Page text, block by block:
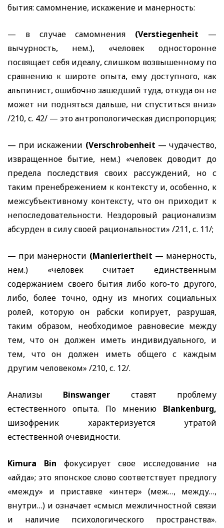
бытия: самомнение, искажение и манерность:
— в случае самомнения (Verstiegenheit —
вычурность, нем.), «человек односторонне
посвящает себя идеалу, слишком возвышенному по
сравнению к широте опыта, ему доступного, как
альпинист, ошибочно зашедший туда, откуда он не
может ни подняться дальше, ни спуститься вниз»
/210, с. 42/ — это антропологическая диспропорция;
— при искажении (Verschrobenheit — чудачество,
извращенное бытие, нем.) «человек доводит до
предела последствия своих рассуждений, но с
таким пренебрежением к контексту и, особенно, к
межсубъективному контексту, что он приходит к
непоследовательности. Нездоровый рационализм
абсурден в силу своей рациональности» /211, с. 11/;
— при манерности (Manieriertheit — манерность,
нем.) «человек считает единственным
содержанием своего бытия либо кого-то другого,
либо, более точно, одну из многих социальных
ролей, которую он рабски копирует, разрушая,
таким образом, необходимое равновесие между
тем, что он должен иметь индивидуального, и
тем, что он должен иметь общего с каждым
другим человеком» /210, с. 12/.
Анализы Binswanger ставят проблему
естественного опыта. По мнению Blankenburg,
шизофреник характеризуется утратой
естественной очевидности.
Kimura Bin фокусирует свое исследование на
«айда»; это японское слово соответствует предлогу
«между» и приставке «интер» (меж…, между…,
внутри…) и означает «смысл межличностной связи
и наличие психологического пространства».